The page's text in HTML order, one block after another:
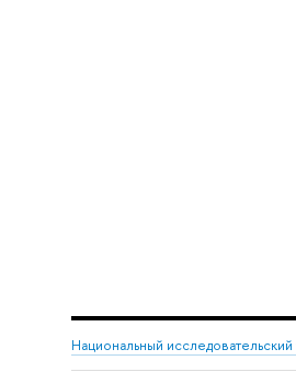
Национальный